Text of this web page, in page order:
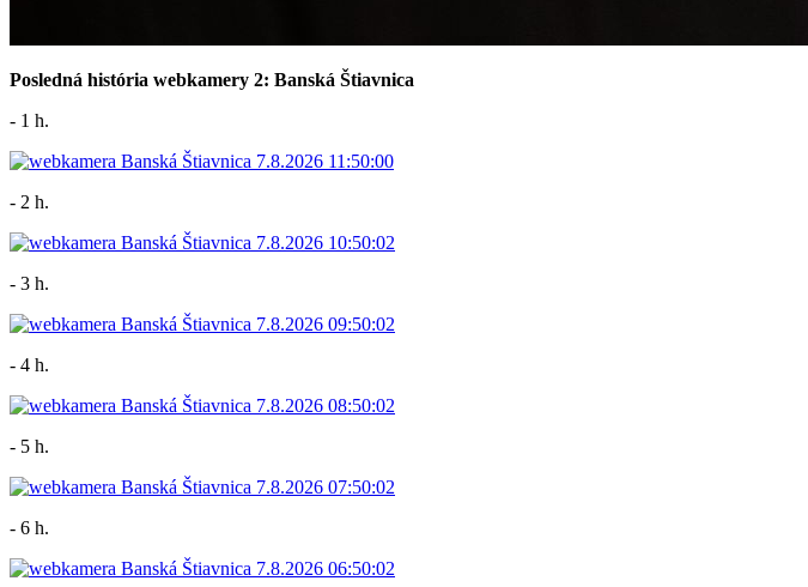
Posledná história webkamery 2: Banská Štiavnica
- 1 h.
- 2 h.
- 3 h.
- 4 h.
- 5 h.
- 6 h.